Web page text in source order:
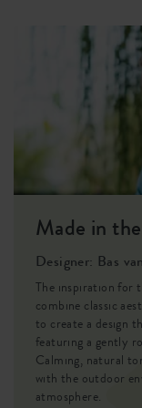
Drill holes
Optinal drill holes
EAN
SKU
Made in
Designer: Bas
The inspiration for
combine classic
to create a design
featuring a gently
Calming, natural
with the outdoor
atmosphere.